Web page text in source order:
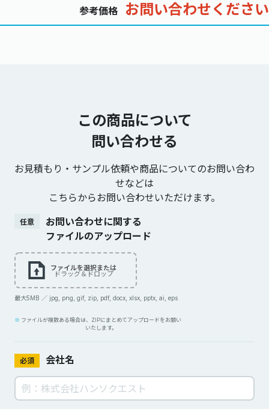
参考価格 お問い合わせください
この商品について
問い合わせる
お見積もり・サンプル依頼や商品についてのお問い合わ
せなどは
こちらからお問い合わせいただけます。
任意
お問い合わせに関する
ファイルのアップロード
ファイルを選択または
ドラッグ＆ドロップ
最大5MB ／ jpg, png, gif, zip, pdf, docx, xlsx, pptx, ai, eps
ファイルが複数ある場合は、ZIPにまとめてアップロードをお願い
いたします。
必須 会社名